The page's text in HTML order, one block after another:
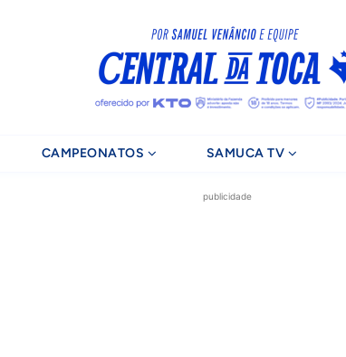
CAMPEONATOS SAMUCA TV
publicidade